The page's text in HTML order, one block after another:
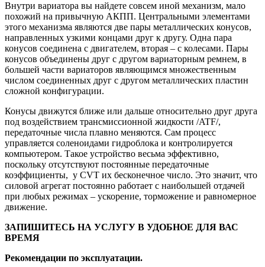
Внутри вариатора вы найдете совсем иной механизм, мало
похожий на привычную АКПП. Центральными элементами
этого механизма являются две пары металлических конусов,
направленных узкими концами друг к другу. Одна пара
конусов соединена с двигателем, вторая – с колесами. Пары
конусов объединены друг с другом вариаторным ремнем, в
большей части вариаторов являющимся множественным
числом соединенных друг с другом металлических пластин
сложной конфигурации.
Конусы движутся ближе или дальше относительно друг друга
под воздействием трансмиссионной жидкости /ATF/,
передаточные числа плавно меняются. Сам процесс
управляется соленоидами гидроблока и контролируется
компьютером. Такое устройство весьма эффективно,
поскольку отсутствуют постоянные передаточные
коэффициенты, у CVT их бесконечное число. Это значит, что
силовой агрегат постоянно работает с наибольшей отдачей
при любых режимах – ускорение, торможение и равномерное
движение.
ЗАПИШИТЕСЬ НА УСЛУГУ В УДОБНОЕ ДЛЯ ВАС
ВРЕМЯ
Рекомендации по эксплуатации.